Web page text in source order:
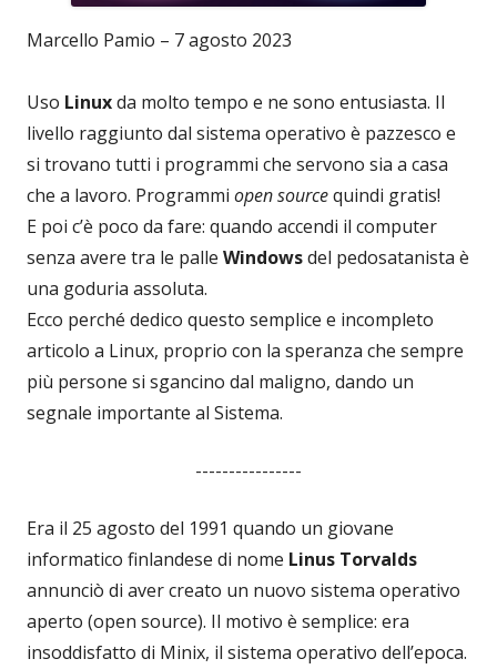
Marcello Pamio – 7 agosto 2023
Uso Linuxda molto tempo e ne sono entusiasta. Il
livello raggiunto dal sistema operativo è pazzesco e
si trovano tutti i programmi che servono sia a casa
che a lavoro. Programmi open sourcequindi gratis!
E poi c’è poco da fare: quando accendi il computer
senza avere tra le palle Windowsdel pedosatanista è
una goduria assoluta.
Ecco perché dedico questo semplice e incompleto
articolo a Linux, proprio con la speranza che sempre
più persone si sgancino dal maligno, dando un
segnale importante al Sistema.
----------------
Era il 25 agosto del 1991 quando un giovane
informatico finlandese di nome Linus Torvalds
annunciò di aver creato un nuovo sistema operativo
aperto (open source). Il motivo è semplice: era
insoddisfatto di Minix, il sistema operativo dell’epoca.